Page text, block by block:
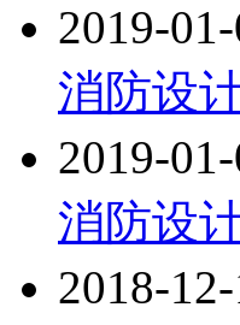
2019-
消防设
2019-
消防设
2018-